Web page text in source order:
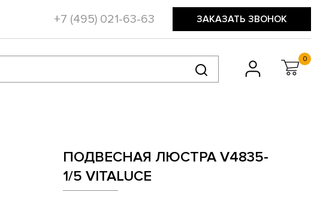
+7 (495) 021-63-63 ЗАКАЗАТЬ ЗВОНОК
0
ПОДВЕСНАЯ ЛЮСТРА V4835-
1/5 VITALUCE